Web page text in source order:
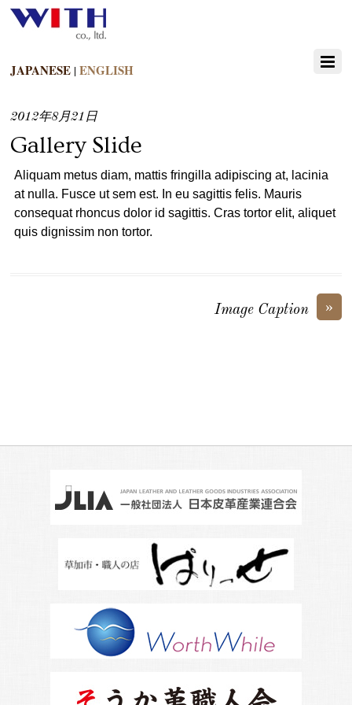
JAPANESE |ENGLISH
2012年8月21日
Gallery Slide
Aliquam metus diam, mattis fringilla adipiscing at, lacinia
at nulla. Fusce ut sem est. In eu sagittis felis. Mauris
consequat rhoncus dolor id sagittis. Cras tortor elit, aliquet
quis dignissim non tortor.
»
Image Caption